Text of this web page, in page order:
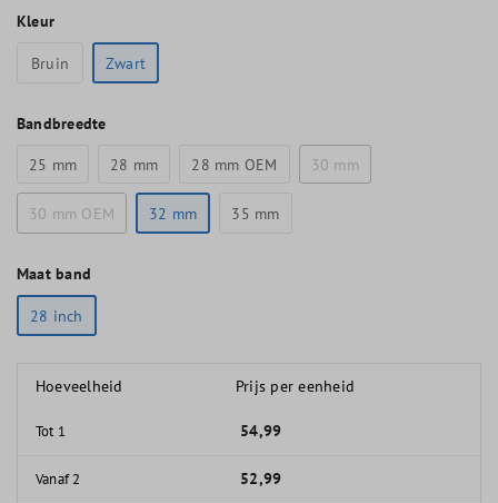
Kleur
Bruin
Zwart
Bandbreedte
25 mm
28 mm 28 mm OEM 30 mm
30 mm OEM 32 mm 35 mm
Maat band
28 inch
Hoeveelheid Prijs per eenheid
Tot 1 54,99
Vanaf2 52,99